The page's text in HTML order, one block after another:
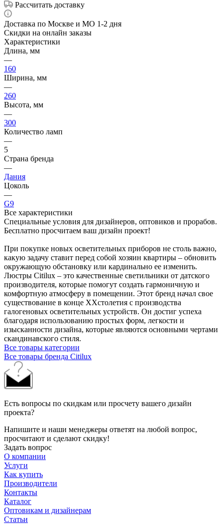
Рассчитать доставку
Доставка по Москве и МО 1-2 дня
Скидки на онлайн заказы
Характеристики
Длина, мм
—
160
Ширина, мм
—
260
Высота, мм
—
300
Количество ламп
—
5
Страна бренда
—
Дания
Цоколь
—
G9
Все характеристики
Специальные условия для дизайнеров, оптовиков и прорабов.
Бесплатно просчитаем ваш дизайн проект!
При покупке новых осветительных приборов не столь важно,
какую задачу ставит перед собой хозяин квартиры – обновить
окружающую обстановку или кардинально ее изменить.
Люстры Citilux – это качественные светильники от датского
производителя, которые помогут создать гармоничную и
комфортную атмосферу в помещении. Этот бренд начал свое
существование в конце XXстолетия с производства
галогеновых осветительных устройств. Он достиг успеха
благодаря использованию простых форм, легкости и
изысканности дизайна, которые являются основными чертами
скандинавского стиля.
Все товары категории
Все товары бренда Citilux
Есть вопросы по скидкам или просчету вашего дизайн
проекта?
Напишите и наши менеджеры ответят на любой вопрос,
просчитают и сделают скидку!
Задать вопрос
О компании
Услуги
Как купить
Производители
Контакты
Каталог
Оптовикам и дизайнерам
Статьи